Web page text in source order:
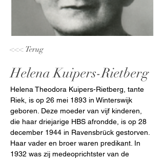
<<< Terug
Helena Kuipers-Rietberg
Helena Theodora Kuipers-Rietberg, tante
Riek, is op 26 mei 1893 in Winterswijk
geboren. Deze moeder van vijf kinderen,
die haar driejarige HBS afrondde, is op 28
december 1944 in Ravensbrück gestorven.
Haar vader en broer waren predikant. In
1932 was zij medeoprichtster van de